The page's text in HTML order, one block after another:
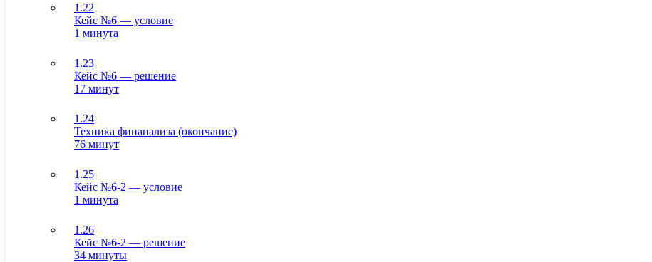
1.22
Кейс №6 — условие
1 минута
1.23
Кейс №6 — решение
17 минут
1.24
Техника финанализа (окончание)
76 минут
1.25
Кейс №6-2 — условие
1 минута
1.26
Кейс №6-2 — решение
34 минуты